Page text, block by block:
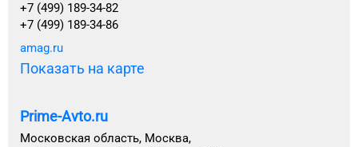
+7 (499) 189-34-82
+7 (499) 189-34-86
amag.ru
Показать на карте
Prime-Avto.ru
Московская область, Москва,